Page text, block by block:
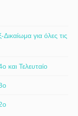
για όλες τις
Τελευταίο